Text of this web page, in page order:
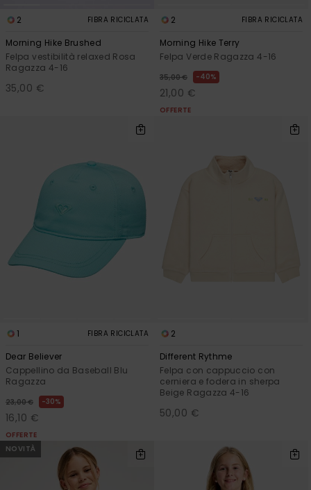
2 FIBRA RICICLATA
Morning Hike Brushed
Felpa vestibilità relaxed Rosa
Ragazza 4-16
35,00 €
2 FIBRA RICICLATA
Morning Hike Terry
Felpa Verde Ragazza 4-16
35,00 € 40%
21,00 €
OFFERTE
1 FIBRA RICICLATA
Dear Believer
Cappellino da Baseball Blu
Ragazza
23,00 € 30%
16,10 €
OFFERTE
2
Different Rythme
Felpa con cappuccio con
cerniera e fodera in sherpa
Beige Ragazza 4-16
50,00 €
NOVITÀ